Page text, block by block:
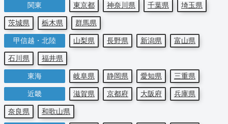
関東
東京都 神奈川県 千葉県
埼玉県
茨城県
栃木県
群馬県
甲信越・北陸
山梨県 長野県 新潟県
富山県
石川県
福井県
東海
岐阜県 静岡県 愛知県
三重県
近畿
滋賀県 京都府 大阪府
兵庫県
奈良県
和歌山県